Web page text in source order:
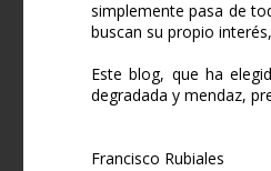
simplemente pasa de
buscan su propio
Este blog, que ha
degradada y mendaz,
Francisco Rubiales